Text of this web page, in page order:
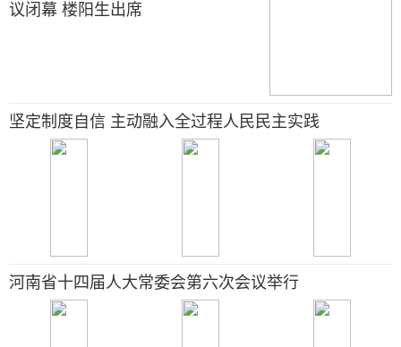
议闭幕 楼阳生出席
坚定制度自信 主动融入全过程人民民主实践
河南省十四届人大常委会第六次会议举行